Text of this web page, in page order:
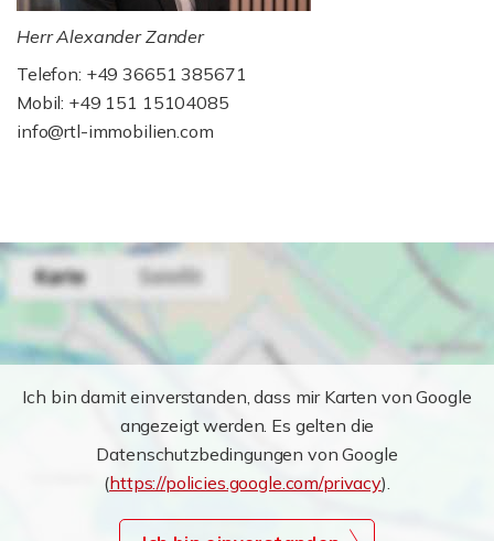
Herr Alexander Zander
Telefon: +49 36651 385671
Mobil: +49 151 15104085
info@rtl-immobilien.com
Ich bin damit einverstanden, dass mir Karten von Google
angezeigt werden. Es gelten die
Datenschutzbedingungen von Google
(https://policies.google.com/privacy).